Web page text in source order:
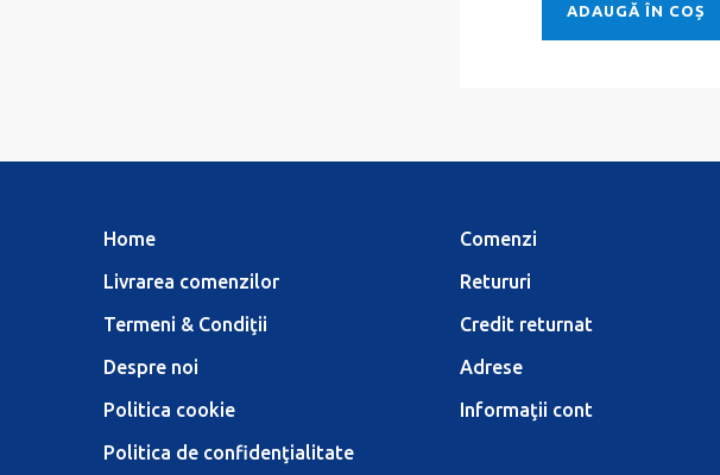
ADAUGĂ ÎN COȘ
Home
Livrarea comenzilor
Termeni & Condiţii
Despre noi
Politica cookie
Politica de confidenţialitate
Comenzi
Retururi
Credit returnat
Adrese
Informaţii cont